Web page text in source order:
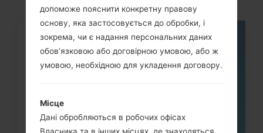
ТРАВ.
допоможе пояснити конкретну правову
основу, яка застосовується до обробки, і
зокрема, чи є надання персональних даних
обов’язковою або договірною умовою, або ж
умовою, необхідною для укладення договору.
Місце
Дані обробляються в робочих офісах